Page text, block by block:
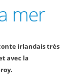
mer
irlandais très
avec la